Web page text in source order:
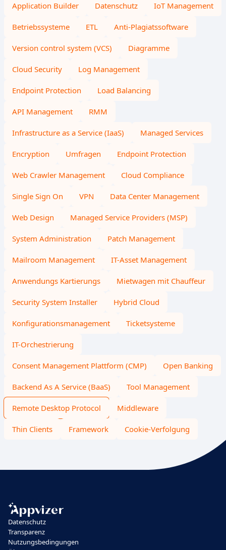
Application Builder Datenschutz IoT Management
Betriebssysteme ETL Anti-Plagiatssoftware
Version control system (VCS) Diagramme
Cloud Security Log Management
Endpoint Protection Load Balancing
API Management RMM
Infrastructure as a Service (IaaS) Managed Services
Encryption Umfragen Endpoint Protection
Web Crawler Management Cloud Compliance
Single Sign On VPN Data Center Management
Web Design Managed Service Providers (MSP)
System Administration Patch Management
Mailroom Management IT-Asset Management
Anwendungs Kartierungs Mietwagen mit Chauffeur
Security System Installer Hybrid Cloud
Konfigurationsmanagement Ticketsysteme
IT-Orchestrierung
Consent Management Plattform (CMP) Open Banking
Backend As A Service (BaaS) Tool Management
Remote Desktop Protocol Middleware
Thin Clients Framework Cookie-Verfolgung
Datenschutz
Transparenz
Nutzungsbedingungen